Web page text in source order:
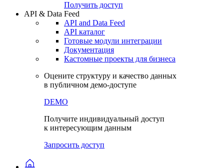
Получить доступ
API & Data Feed
API and Data Feed
API каталог
Готовые модули интеграции
Документация
Кастомные проекты для бизнеса
Оцените структуру и качество данных
в публичном демо-доступе
DEMO
Получите индивидуальный доступ
к интересующим данным
Запросить доступ